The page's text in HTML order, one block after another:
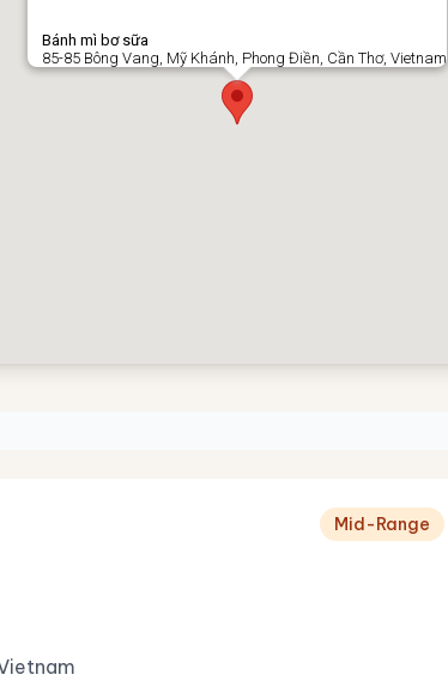
Bánh mì bơ sữa
85-85 Bông Vang, Mỹ Khánh, Phong Điền, Cần Thơ, Vietnam
Mid-Range